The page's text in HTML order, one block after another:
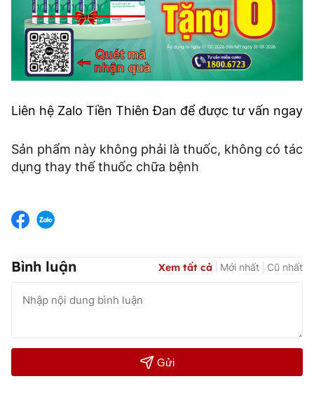
Liên hệ Zalo Tiền Thiên Đan để được tư vấn ngay
Sản phẩm này không phải là thuốc, không có tác
dụng thay thế thuốc chữa bệnh
Bình luận Xem tất cả Mới nhất Cũ nhất
Gửi